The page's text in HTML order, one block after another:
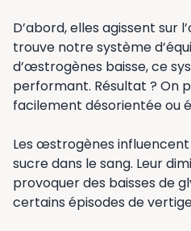
D’abord, elles agissent sur
trouve notre système
d’œstrogènes baisse, ce
performant. Résultat ? On
facilement désorientée ou
Les œstrogènes
sucre dans le sang. Leur
provoquer des baisses de
certains épisodes de